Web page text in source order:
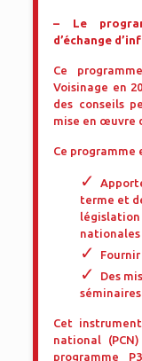
– Le
d’échange
Ce
Voisinage en
des conseils
mise en œuvre
Ce programme
terme et
législation
nationales
Des
Cet
national
programme